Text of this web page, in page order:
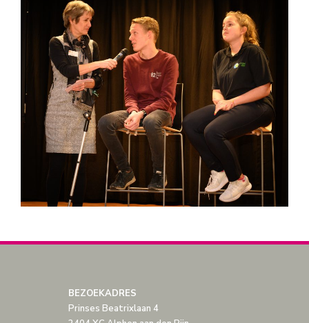
BEZOEKADRES
Prinses Beatrixlaan 4